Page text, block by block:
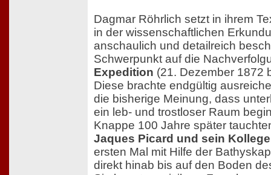
Dagmar Röhrlich setzt in ihrem
in der wissenschaftlichen
anschaulich und detailreich
Schwerpunkt auf die
Expedition (21. Dezember 1872
Diese brachte endgültig
die bisherige Meinung, dass
ein leb- und trostloser Raum
Knappe 100 Jahre später
Jaques Picard und sein
ersten Mal mit Hilfe der
direkt hinab bis auf den Boden